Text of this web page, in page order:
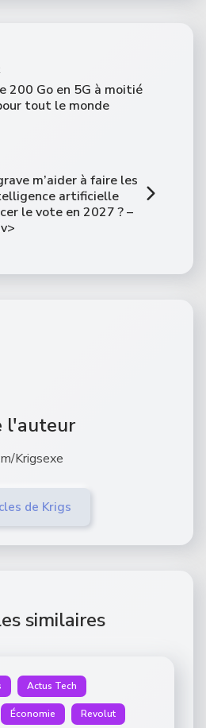
200 Go en 5G à moitié
tout le monde
m’aider à faire les
artificielle
le vote en 2027 ? –
l'auteur
Krigsexe
de Krigs
similaires
Actus Tech
Économie Revolut